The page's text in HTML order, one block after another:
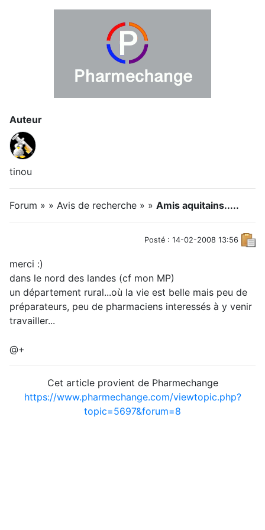
Auteur
tinou
Forum » » Avis de recherche » » Amis aquitains.....
Posté : 14-02-2008 13:56
merci :)
dans le nord des landes (cf mon MP)
un département rural...où la vie est belle mais peu de
préparateurs, peu de pharmaciens interessés à y venir
travailler...
@+
Cet article provient de Pharmechange
https://www.pharmechange.com/viewtopic.php?
topic=5697&forum=8